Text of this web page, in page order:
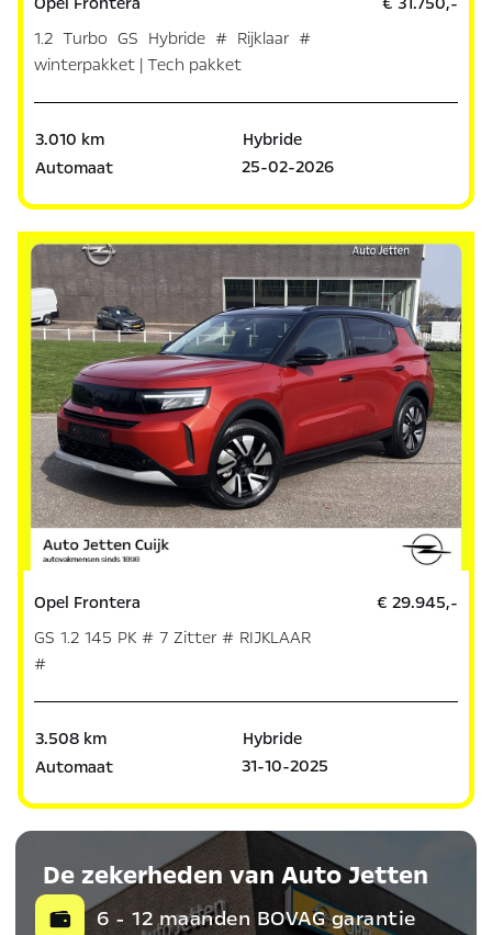
1.2 Turbo GS Hybride # Rijklaar #
winterpakket | Tech pakket
3.010 km
Hybride
Automaat
25-02-2026
Opel Frontera
GS 1.2 145 PK # 7 Zitter # RIJKLAAR
#
€ 29.945,-
3.508 km
Hybride
Automaat
31-10-2025
De zekerheden van Auto Jetten
6 - 12 maanden BOVAG garantie